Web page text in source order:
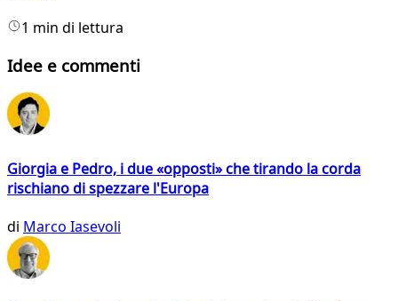
1 min di lettura
Idee e commenti
Giorgia e Pedro, i due «opposti» che tirando la corda
rischiano di spezzare l'Europa
di Marco Iasevoli